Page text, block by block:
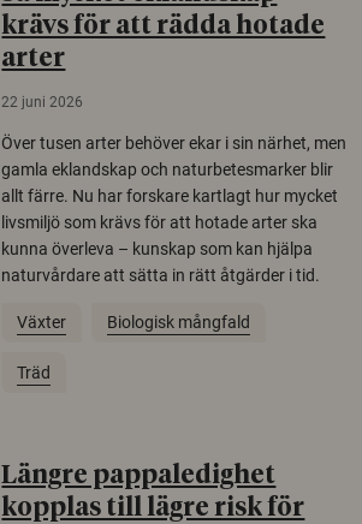
krävs för att rädda hotade
arter
22 juni 2026
Över tusen arter behöver ekar i sin närhet, men
gamla eklandskap och naturbetesmarker blir
allt färre. Nu har forskare kartlagt hur mycket
livsmiljö som krävs för att hotade arter ska
kunna överleva – kunskap som kan hjälpa
naturvårdare att sätta in rätt åtgärder i tid.
Växter Biologisk mångfald
Träd
Längre pappaledighet
kopplas till lägre risk för